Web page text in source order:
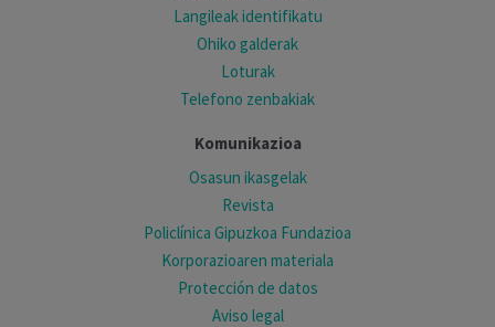
Langileak identifikatu
Ohiko galderak
Loturak
Telefono zenbakiak
Komunikazioa
Osasun ikasgelak
Revista
Policlínica Gipuzkoa Fundazioa
Korporazioaren materiala
Protección de datos
Aviso legal